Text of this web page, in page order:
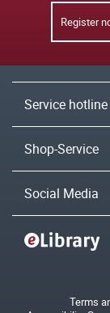
Register
Service hotline
Shop-Service
Social Media
Terms